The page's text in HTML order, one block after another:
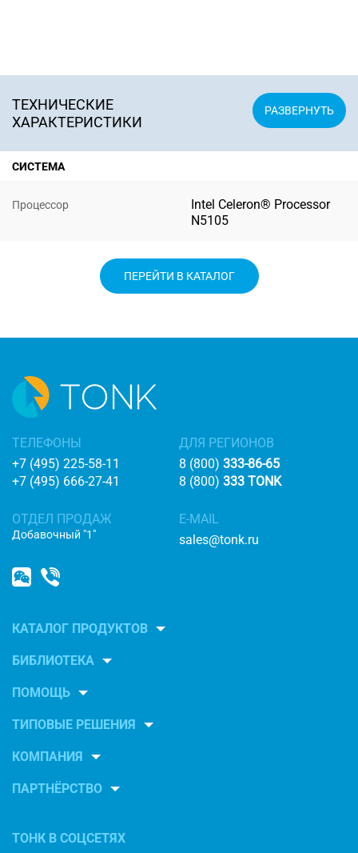
ТЕХНИЧЕСКИЕ
ХАРАКТЕРИСТИКИ
СИСТЕМА
Процессор
Intel Celeron® Processor
N5105
ПЕРЕЙТИ В КАТАЛОГ
ТЕЛЕФОНЫ
+7 (495) 225-58-11
+7 (495) 666-27-41
ДЛЯ РЕГИОНОВ
8 (800) 333-86-65
8 (800) 333 TONK
ОТДЕЛ ПРОДАЖ
Добавочный "1"
E-MAIL
sales@tonk.ru
КАТАЛОГ ПРОДУКТОВ
БИБЛИОТЕКА
ПОМОЩЬ
ТИПОВЫЕ РЕШЕНИЯ
КОМПАНИЯ
ПАРТНЁРСТВО
ТОНК В СОЦСЕТЯХ